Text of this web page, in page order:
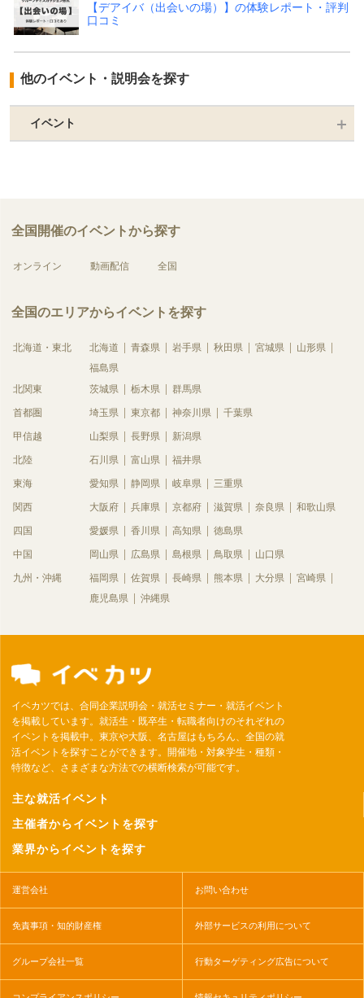
【デアイバ（出会いの場）】の体験レポート・評判
口コミ
他のイベント・説明会を探す
イベント
全国開催のイベントから探す
オンライン 動画配信 全国
全国のエリアからイベントを探す
北海道・東北 北海道 青森県 岩手県 秋田県 宮城県
山形県
福島県
北関東
茨城県 栃木県 群馬県
首都圏 埼玉県 東京都 神奈川県 千葉県
甲信越 山梨県 長野県 新潟県
北陸 石川県 富山県 福井県
東海 愛知県 静岡県 岐阜県 三重県
関西 大阪府 兵庫県 京都府 滋賀県 奈良県 和歌山県
四国 愛媛県 香川県 高知県 徳島県
中国 岡山県 広島県 島根県 鳥取県 山口県
九州・沖縄 福岡県 佐賀県 長崎県 熊本県 大分県
宮崎県
鹿児島県
沖縄県
イベカツでは、合同企業説明会・就活セミナー・就活イベント
を掲載しています。就活生・既卒生・転職者向けのそれぞれの
イベントを掲載中。東京や大阪、名古屋はもちろん、全国の就
活イベントを探すことができます。開催地・対象学生・種類・
特徴など、さまざまな方法での横断検索が可能です。
主な就活イベント
主催者からイベントを探す
業界からイベントを探す
運営会社 お問い合わせ
免責事項・知的財産権 外部サービスの利用について
グループ会社一覧 行動ターゲティング広告について